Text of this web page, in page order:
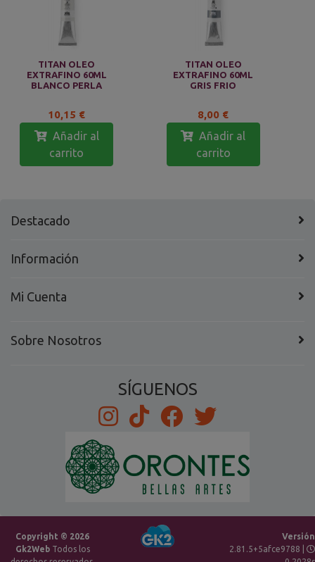
TITAN OLEO
EXTRAFINO 60ML
BLANCO PERLA
10,15 €
Añadir al
carrito
TITAN OLEO
EXTRAFINO 60ML
GRIS FRIO
8,00 €
Añadir al
carrito
Destacado
Información
Mi Cuenta
Sobre Nosotros
SÍGUENOS
Copyright © 2026
Gk2WebTodos los
Versión
2.81.5+5afce9788 |